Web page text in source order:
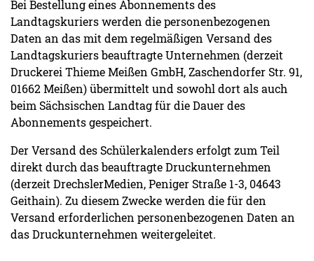
Bei Bestellung eines Abonnements des
Landtagskuriers werden die personenbezogenen
Daten an das mit dem regelmäßigen Versand des
Landtagskuriers beauftragte Unternehmen (derzeit
Druckerei Thieme Meißen GmbH, Zaschendorfer Str. 91,
01662 Meißen) übermittelt und sowohl dort als auch
beim Sächsischen Landtag für die Dauer des
Abonnements gespeichert.
Der Versand des Schülerkalenders erfolgt zum Teil
direkt durch das beauftragte Druckunternehmen
(derzeit DrechslerMedien, Peniger Straße 1-3, 04643
Geithain). Zu diesem Zwecke werden die für den
Versand erforderlichen personenbezogenen Daten an
das Druckunternehmen weitergeleitet.